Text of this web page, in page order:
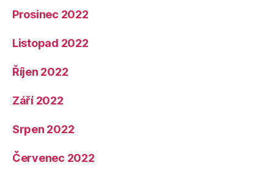
Prosinec 2022
Listopad 2022
Říjen 2022
Září 2022
Srpen 2022
Červenec 2022